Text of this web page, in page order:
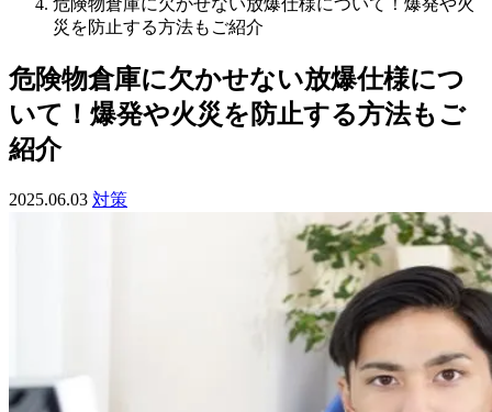
危険物倉庫に欠かせない放爆仕様について！爆発や火
災を防止する方法もご紹介
危険物倉庫に欠かせない放爆仕様につ
いて！爆発や火災を防止する方法もご
紹介
2025.06.03 対策